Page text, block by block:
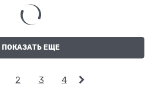
ПОКАЗАТЬ ЕЩЕ
2 3 4